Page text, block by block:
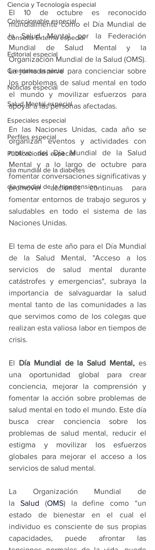
Ciencia y Tecnología especial
Coleccionable especial
Consulta Externa especial
Editorial especial
Gremiales especial
Noticias especial
Salud Mental especial
Especiales especial
Perfiles especial
Publicaciones especial
dia mundial de la diabetes
dia mundial de la hipertension
El 10 de octubre es reconocido
mundialmente como el Día Mundial de
la Salud Mental por la Federación
Mundial de Salud Mental y la
Organización Mundial de la Salud (OMS).
La jornada sirve para concienciar sobre
los problemas de salud mental en todo
el mundo y movilizar esfuerzos para
apoyar a las personas afectadas.
En las Naciones Unidas, cada año se
organizan eventos y actividades con
motivo del Día Mundial de la Salud
Mental y a lo largo de octubre para
fomentar conversaciones significativas y
promover acciones continuas para
fomentar entornos de trabajo seguros y
saludables en todo el sistema de las
Naciones Unidas.
El tema de este año para el Día Mundial
de la Salud Mental, "Acceso a los
servicios de salud mental durante
catástrofes y emergencias", subraya la
importancia de salvaguardar la salud
mental tanto de las comunidades a las
que servimos como de los colegas que
realizan esta valiosa labor en tiempos de
crisis.
El Día Mundial de la Salud Mental, es
una oportunidad global para crear
conciencia, mejorar la comprensión y
fomentar la acción sobre problemas de
salud mental en todo el mundo. Este día
busca crear conciencia sobre los
problemas de salud mental, reducir el
estigma y movilizar los esfuerzos
globales para mejorar el acceso a los
servicios de salud mental.
La Organización Mundial de
la Salud (OMS) la define como “un
estado de bienestar en el cual el
individuo es consciente de sus propias
capacidades, puede afrontar las